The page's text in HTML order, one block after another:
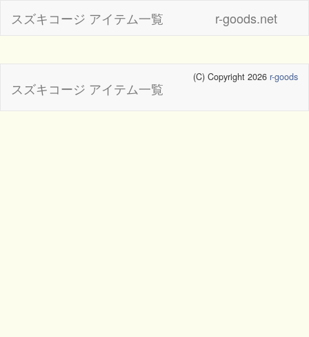
スズキコージ アイテム一覧 r-goods.net
スズキコージ アイテム一覧
(C) Copyright 2026 r-goods